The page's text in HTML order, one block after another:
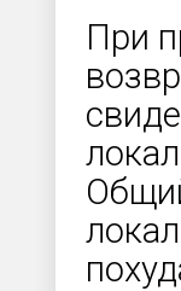
При